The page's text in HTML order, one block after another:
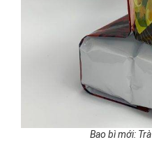
Bao bì mới: